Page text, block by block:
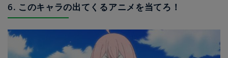
6. このキャラの出てくるアニメを当てろ！